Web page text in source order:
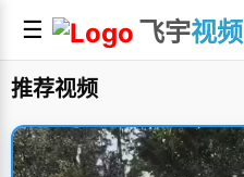
☰ 飞宇视频
推荐视频